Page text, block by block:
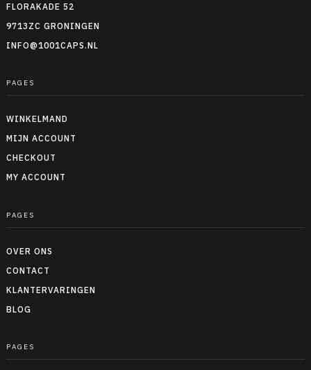
FLORAKADE 52
9713ZC GRONINGEN
INFO@1001CAPS.NL
PAGES
WINKELMAND
MIJN ACCOUNT
CHECKOUT
MY ACCOUNT
PAGES
OVER ONS
CONTACT
KLANTERVARINGEN
BLOG
PAGES